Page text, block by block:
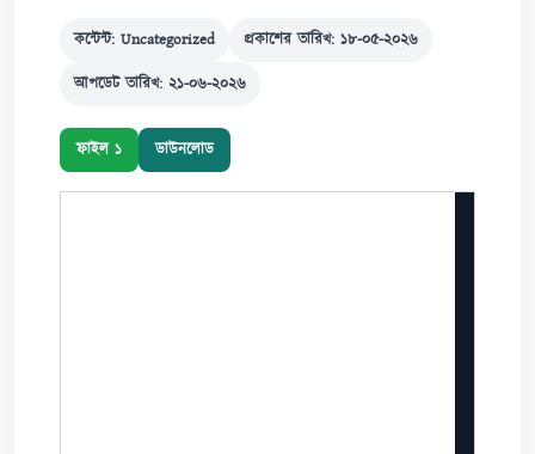
কন্টেন্ট: Uncategorized প্রকাশের তারিখ: ১৮-০৫-২০২৬
আপডেট তারিখ: ২১-০৬-২০২৬
ফাইল ১ ডাউনলোড